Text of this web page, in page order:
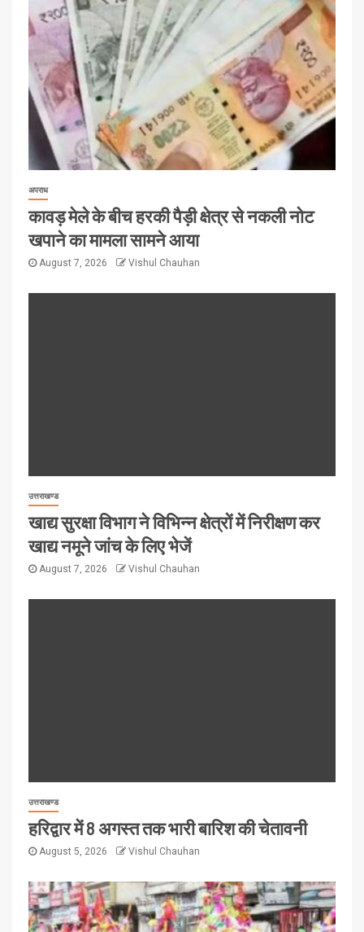
अपराध
कावड़ मेले के बीच हरकी पैड़ी क्षेत्र से नकली नोट
खपाने का मामला सामने आया
August 7, 2026 Vishul Chauhan
उत्तराखण्ड
खाद्य सुरक्षा विभाग ने विभिन्न क्षेत्रों में निरीक्षण कर
खाद्य नमूने जांच के लिए भेजें
August 7, 2026 Vishul Chauhan
उत्तराखण्ड
हरिद्वार में 8 अगस्त तक भारी बारिश की चेतावनी
August 5, 2026 Vishul Chauhan